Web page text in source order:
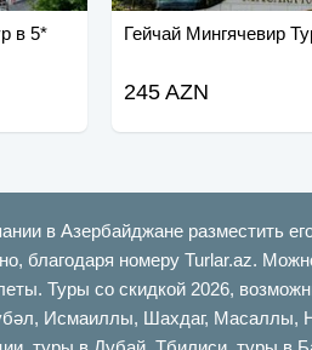
в 5*
Гейчай Мингячевир
245 AZN
в Азербайджане разместить
благодаря номеру Turlar.az.
Туры со скидкой 2026,
Исмаиллы, Шахдаг, Масаллы,